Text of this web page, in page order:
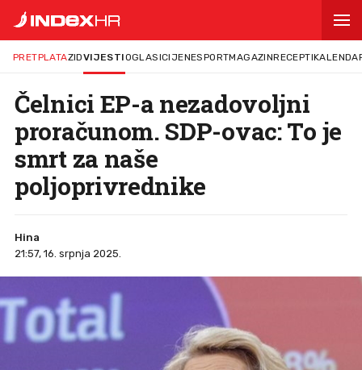
PRETPLATAZIDVIJESTIOGLASICIJENESPORTMAGAZINRECEPTI
Čelnici EP-a nezadovoljni
proračunom. SDP-ovac: To je
smrt za naše
poljoprivrednike
Hina
21:57, 16. srpnja 2025.